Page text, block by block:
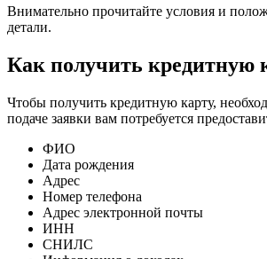
Внимательно прочитайте условия и
детали.
Как получить кредитную
Чтобы получить кредитную карту,
подаче заявки вам потребуется
ФИО
Дата рождения
Адрес
Номер телефона
Адрес электронной почты
ИНН
СНИЛС